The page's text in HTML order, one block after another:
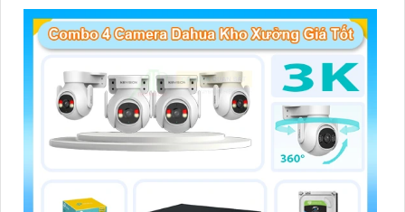
cao và hiệu suất tối ưu